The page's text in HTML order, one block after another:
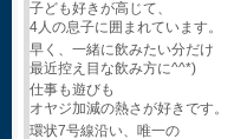
子ども好きが高じて、
4人の息子に囲まれています。
早く、一緒に飲みたい分だけ
最近控え目な飲み方に^^*)
仕事も遊びも
オヤジ加減の熱さが好きです。
環状7号線沿い、唯一の